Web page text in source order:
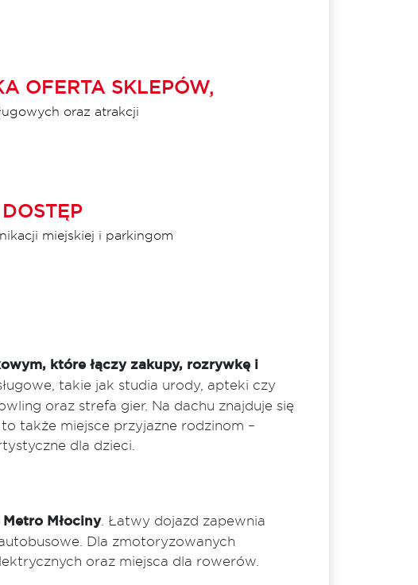
OFERTA SKLEPÓW,
oraz atrakcji
miejskiej i parkingom
które łączy zakupy, rozrywkę i
takie jak studia urody, apteki czy
oraz strefa gier. Na dachu znajduje się
także miejsce przyjazne rodzinom –
dla dzieci.
Młociny. Łatwy dojazd zapewnia
Dla zmotoryzowanych
oraz miejsca dla rowerów.